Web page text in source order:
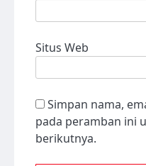
Situs Web
Simpan nama,
pada peramban ini
berikutnya.